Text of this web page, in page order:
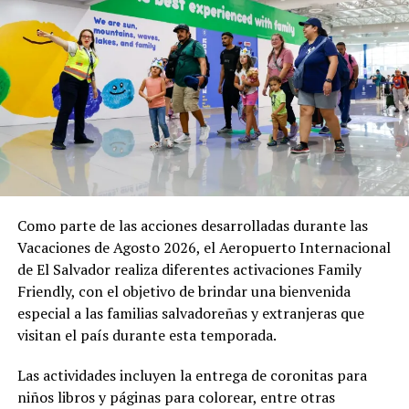
Nacional de Protección Civil se han desplegado en
distintos puntos estratégicos para acompañar el
desarrollo de esta y otras actividades. Equipos de
primera respuesta, personal de salud y cuerpos de
socorro permanecen atentos para brindar atención
inmediata en caso de cualquier eventualidad.
El Gobierno reafirma su compromiso de garantizar que
estas expresiones de fe se desarrollen en un ambiente
seguro, permitiendo que la población viva plenamente
sus tradiciones en el corazón de la capital.
Comparte esto:
Facebook X
Como parte de las acciones desarrolladas durante las
Vacaciones de Agosto 2026, el Aeropuerto Internacional
de El Salvador realiza diferentes activaciones Family
Friendly, con el objetivo de brindar una bienvenida
especial a las familias salvadoreñas y extranjeras que
visitan el país durante esta temporada.
Las actividades incluyen la entrega de coronitas para
niños libros y páginas para colorear, entre otras